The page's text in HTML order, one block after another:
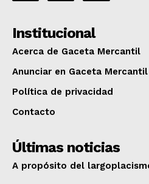
Institucional
Acerca de Gaceta Mercantil
Anunciar en Gaceta Mercantil
Política de privacidad
Contacto
Últimas noticias
A propósito del